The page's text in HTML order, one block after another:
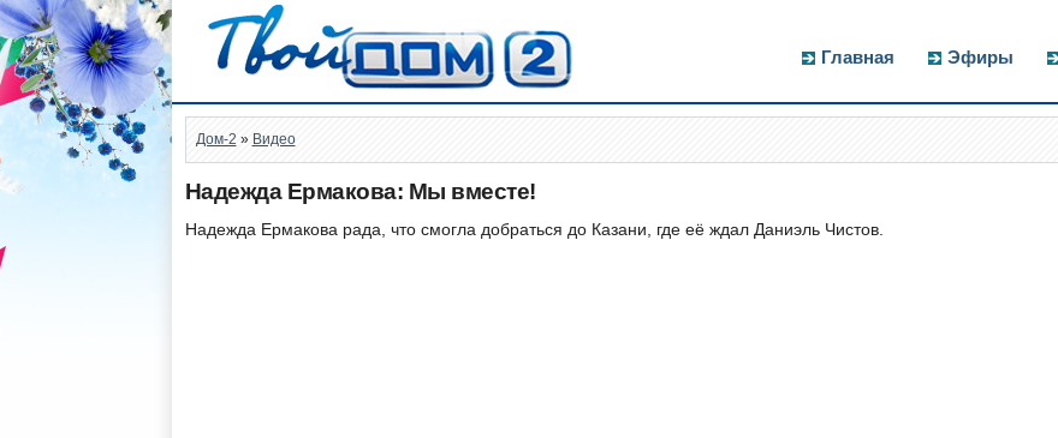
Главная Эфиры
Дом-2 » Видео
Надежда Ермакова: Мы вместе!
Надежда Ермакова рада, что смогла добраться до Казани, где её ждал Даниэль Чистов.